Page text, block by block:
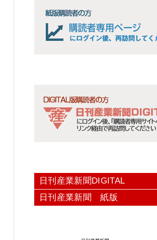
日刊産業新聞DIGITAL
日刊産業新聞 紙版